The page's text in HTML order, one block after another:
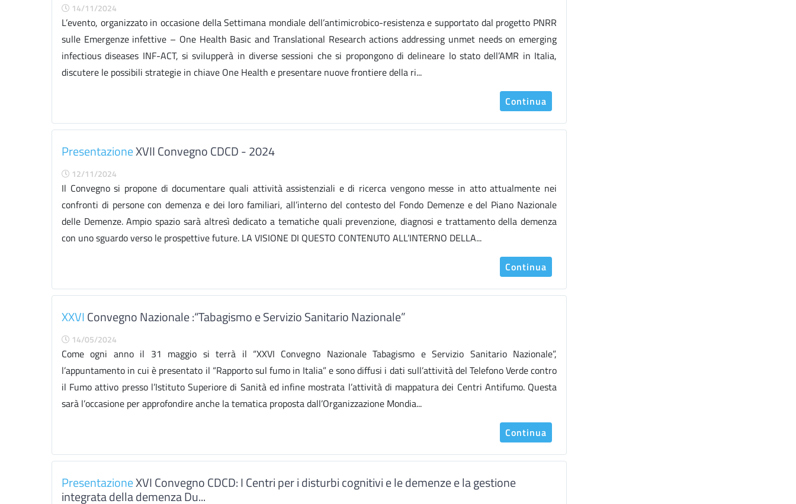
14/11/2024
L’evento, organizzato in occasione della Settimana mondiale dell’antimicrobico-resistenza e supportato dal progetto PNRR
sulle Emergenze infettive – One Health Basic and Translational Research actions addressing unmet needs on emerging
infectious diseases INF-ACT, si svilupperà in diverse sessioni che si propongono di delineare lo stato dell’AMR in Italia,
discutere le possibili strategie in chiave One Health e presentare nuove frontiere della ri...
Continua
PresentazioneXVII Convegno CDCD - 2024
12/11/2024
Il Convegno si propone di documentare quali attività assistenziali e di ricerca vengono messe in atto attualmente nei
confronti di persone con demenza e dei loro familiari, all’interno del contesto del Fondo Demenze e del Piano Nazionale
delle Demenze. Ampio spazio sarà altresì dedicato a tematiche quali prevenzione, diagnosi e trattamento della demenza
con uno sguardo verso le prospettive future. LA VISIONE DI QUESTO CONTENUTO ALL’INTERNO DELLA...
Continua
XXVIConvegno Nazionale :“Tabagismo e Servizio Sanitario Nazionale”
14/05/2024
Come ogni anno il 31 maggio si terrà il “XXVI Convegno Nazionale Tabagismo e Servizio Sanitario Nazionale”,
l’appuntamento in cui è presentato il “Rapporto sul fumo in Italia” e sono diffusi i dati sull’attività del Telefono Verde contro
il Fumo attivo presso l’Istituto Superiore di Sanità ed infine mostrata l’attività di mappatura dei Centri Antifumo. Questa
sarà l’occasione per approfondire anche la tematica proposta dall’Organizzazione Mondia...
Continua
PresentazioneXVI Convegno CDCD: I Centri per i disturbi cognitivi e le demenze e la gestione
integrata della demenza Du...